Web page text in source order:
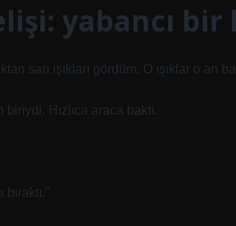
yabancı bir
sarı ışıkları gördüm. O ışıklar o an
Hızlıca araca baktı.